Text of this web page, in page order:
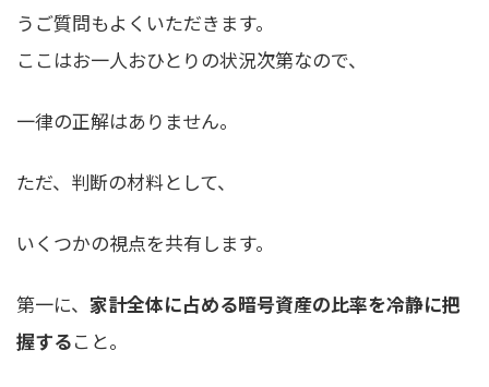
うご質問もよくいただきます。
ここはお一人おひとりの状況次第なので、
一律の正解はありません。
ただ、判断の材料として、
いくつかの視点を共有します。
第一に、 家計全体に占める暗号資産の比率を冷静に把
握すること。